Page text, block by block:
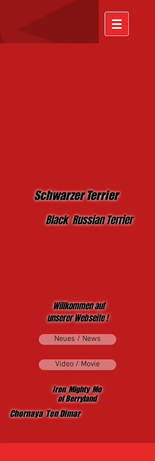
Schwarzer Terrier
Black Russian Terrier
Willkommen auf
unserer Webseite !
Neues / News
Video / Movie
Iron Mighty Mo
of Berryland
Chornaya Ten Dimar